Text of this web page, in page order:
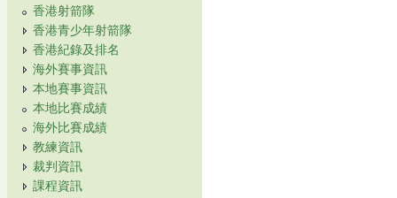
香港射箭隊
香港青少年射箭隊
香港紀錄及排名
海外賽事資訊
本地賽事資訊
本地比賽成績
海外比賽成績
教練資訊
裁判資訊
課程資訊